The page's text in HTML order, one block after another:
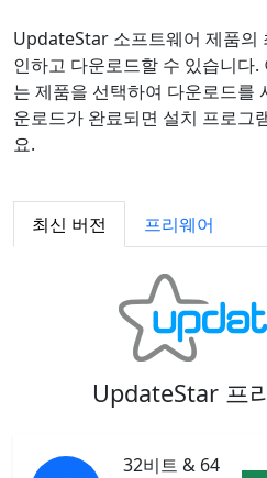
UpdateStar 소프트웨어 제품의
인하고 다운로드할 수 있습니다.
는 제품을 선택하여 다운로드를
운로드가 완료되면 설치 프로그
요.
최신 버전 프리웨어
UpdateStar 프
32비트 & 64